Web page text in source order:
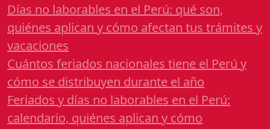
Días no laborables en el Perú: qué son,
quiénes aplican y cómo afectan tus trámites y
vacaciones
Cuántos feriados nacionales tiene el Perú y
cómo se distribuyen durante el año
Feriados y días no laborables en el Perú:
calendario, quiénes aplican y cómo